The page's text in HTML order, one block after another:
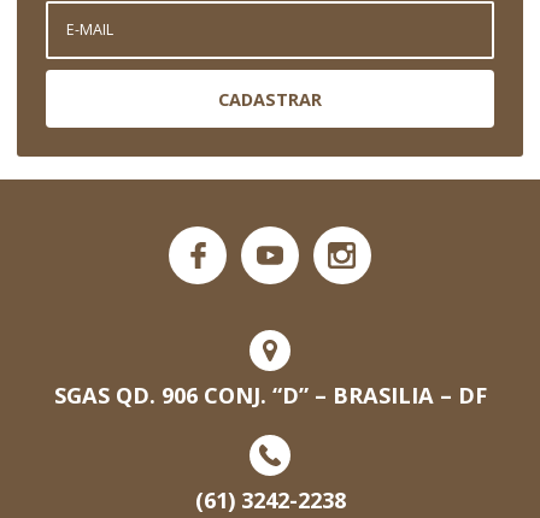
CADASTRAR
SGAS QD. 906 CONJ. “D” – BRASILIA – DF
(61) 3242-2238